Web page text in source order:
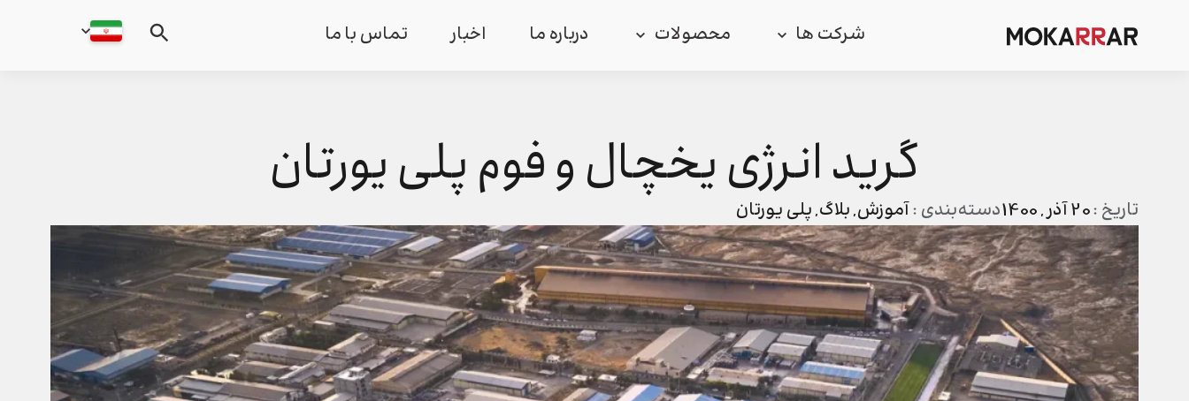
شرکت ها محصولات درباره ما اخبار تماس با ما
گرید انرژی یخچال و فوم پلی یورتان
تاریخ :20 آذر , 1400 دسته‌بندی :آموزش,بلاگ,پلی یورتان